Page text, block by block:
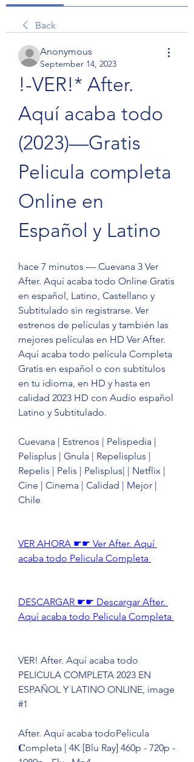
Back
Anonymous
September 14, 2023
!-VER!* After.
Aquí acaba todo
(2023)—Gratis
Pelicula completa
Online en
Español y Latino
hace 7 minutos — Cuevana 3 Ver
After. Aquí acaba todo Online Gratis
en español, Latino, Castellano y
Subtitulado sin registrarse. Ver
estrenos de películas y también las
mejores películas en HD Ver After.
Aquí acaba todo película Completa
Gratis en español o con subtítulos
en tu idioma, en HD y hasta en
calidad 2023 HD con Audio español
Latino y Subtitulado.
Cuevana | Estrenos | Pelispedia |
Pelisplus | Gnula | Repelisplus |
Repelis | Pelis | Pelisplus| | Netflix |
Cine | Cinema | Calidad | Mejor |
Chile
VER AHORA ☛☛ Ver After. Aquí
acaba todo Pelicula Completa
DESCARGAR ☛☛ Descargar After.
Aquí acaba todo Pelicula Completa
VER! After. Aquí acaba todo
PELICULA COMPLETA 2023 EN
ESPAÑOL Y LATINO ONLINE, image
#1
After. Aquí acaba todoPelicula
𝐂ompleta | 4K [Blu Ray] 460p - 720p -